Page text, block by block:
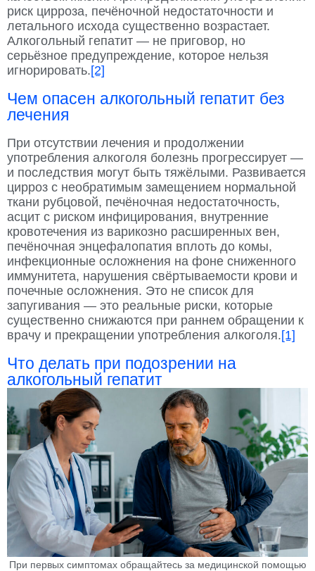
риск цирроза, печёночной недостаточности и
летального исхода существенно возрастает.
Алкогольный гепатит — не приговор, но
серьёзное предупреждение, которое нельзя
игнорировать.[2]
Чем опасен алкогольный гепатит без
лечения
При отсутствии лечения и продолжении
употребления алкоголя болезнь прогрессирует —
и последствия могут быть тяжёлыми. Развивается
цирроз с необратимым замещением нормальной
ткани рубцовой, печёночная недостаточность,
асцит с риском инфицирования, внутренние
кровотечения из варикозно расширенных вен,
печёночная энцефалопатия вплоть до комы,
инфекционные осложнения на фоне сниженного
иммунитета, нарушения свёртываемости крови и
почечные осложнения. Это не список для
запугивания — это реальные риски, которые
существенно снижаются при раннем обращении к
врачу и прекращении употребления алкоголя.[1]
Что делать при подозрении на
алкогольный гепатит
При первых симптомах обращайтесь за медицинской помощью